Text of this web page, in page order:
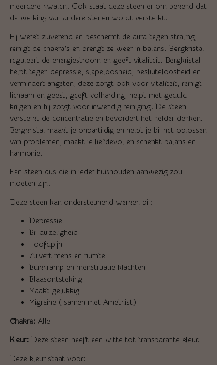
meerdere kwalen. Ook staat deze steen er om bekend dat
de werking van andere stenen wordt versterkt.
Hij werkt zuiverend en beschermt de aura tegen straling,
reinigt de chakra’s en brengt ze weer in balans. Bergkristal
reguleert de energiestroom en geeft vitaliteit. Bergkristal
helpt tegen depressie, slapeloosheid, besluiteloosheid en
vermindert angsten, deze zorgt ook voor vitaliteit, reinigt
lichaam en geest, geeft volharding, helpt met geduld
krijgen en hij zorgt voor inwendig reiniging. De steen
versterkt de concentratie en bevordert het helder denken.
Bergkristal maakt je onpartijdig en helpt je bij het oplossen
van problemen, maakt je liefdevol en schenkt balans en
harmonie.
Een steen dus die in ieder huishouden aanwezig zou
moeten zijn.
Deze steen kan ondersteunend werken bij:
Depressie
Bij duizeligheid
Hoofdpijn
Zuivert mens en ruimte
Buikkramp en menstruatie klachten
Blaasontsteking
Maakt gelukkig
Migraine ( samen met Amethist)
Chakra: Alle
Kleur: Deze steen heeft een witte tot transparante kleur.
Deze kleur staat voor: